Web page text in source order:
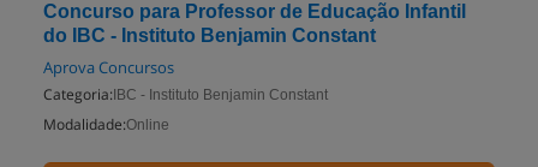
Concurso para Professor de Educação Infantil
do IBC - Instituto Benjamin Constant
Aprova Concursos
Categoria: IBC - Instituto Benjamin Constant
Modalidade:Online